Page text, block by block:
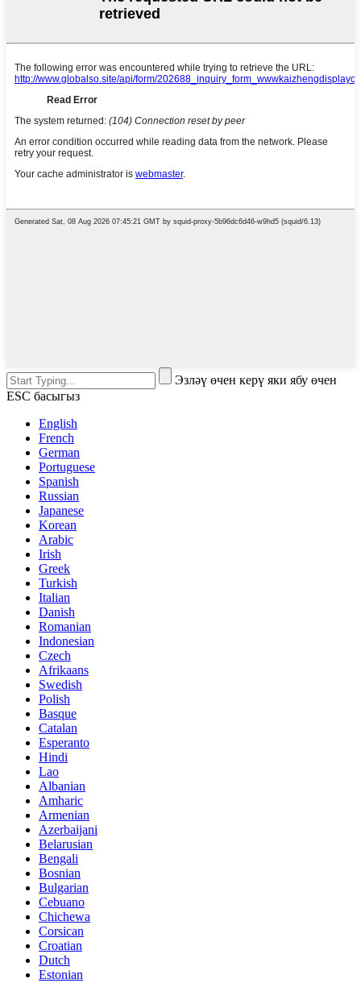
Эзләү өчен керү яки ябу өчен
ESC басыгыз
English
French
German
Portuguese
Spanish
Russian
Japanese
Korean
Arabic
Irish
Greek
Turkish
Italian
Danish
Romanian
Indonesian
Czech
Afrikaans
Swedish
Polish
Basque
Catalan
Esperanto
Hindi
Lao
Albanian
Amharic
Armenian
Azerbaijani
Belarusian
Bengali
Bosnian
Bulgarian
Cebuano
Chichewa
Corsican
Croatian
Dutch
Estonian